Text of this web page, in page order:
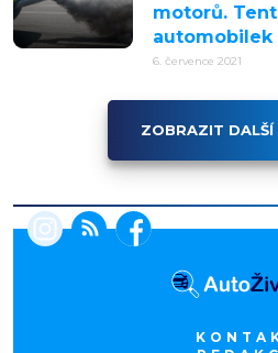
motorů.
automobilek
6. července 2021
ZOBRAZIT DALŠÍ